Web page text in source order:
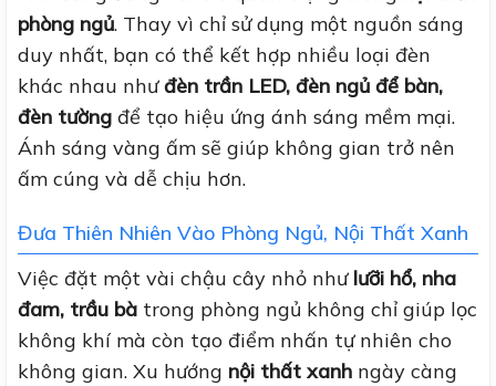
phòng ngủ. Thay vì chỉ sử dụng một nguồn sáng
duy nhất, bạn có thể kết hợp nhiều loại đèn
khác nhau nhưđèn trần LED, đèn ngủ để bàn,
đèn tường để tạo hiệu ứng ánh sáng mềm mại.
Ánh sáng vàng ấm sẽ giúp không gian trở nên
ấm cúng và dễ chịu hơn.
Đưa Thiên Nhiên Vào Phòng Ngủ, Nội Thất Xanh
Việc đặt một vài chậu cây nhỏ như lưỡi hổ, nha
đam, trầu bà trong phòng ngủ không chỉ giúp lọc
không khí mà còn tạo điểm nhấn tự nhiên cho
không gian. Xu hướng nội thất xanh ngày càng